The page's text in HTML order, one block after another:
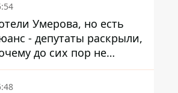
Умерова, но есть
- депутаты раскрыли,
до сих пор не
новый посол в